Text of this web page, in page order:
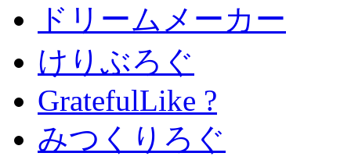
ドリームメーカー
けりぶろぐ
GratefulLike ?
みつくりろぐ